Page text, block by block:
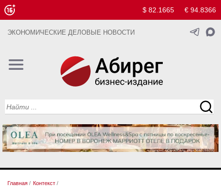
$ 82.1665 € 94.8366
ЭКОНОМИЧЕСКИЕ ДЕЛОВЫЕ НОВОСТИ
Главная / Контекст /